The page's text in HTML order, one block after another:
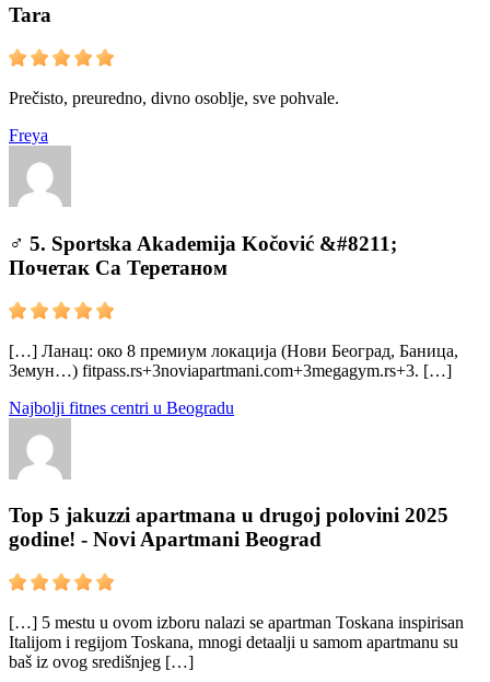
Tara
Prečisto, preuredno, divno osoblje, sve pohvale.
Freya
️‍♂️ 5. Sportska Akademija Kočović &#8211;
Почетак Са Теретаном
[…] Ланац: око 8 премиум локација (Нови Београд, Баница,
Земун…) fitpass.rs+3noviapartmani.com+3megagym.rs+3. […]
Najbolji fitnes centri u Beogradu
Top 5 jakuzzi apartmana u drugoj polovini 2025
godine! - Novi Apartmani Beograd
[…] 5 mestu u ovom izboru nalazi se apartman Toskana inspirisan
Italijom i regijom Toskana, mnogi detaalji u samom apartmanu su
baš iz ovog središnjeg […]